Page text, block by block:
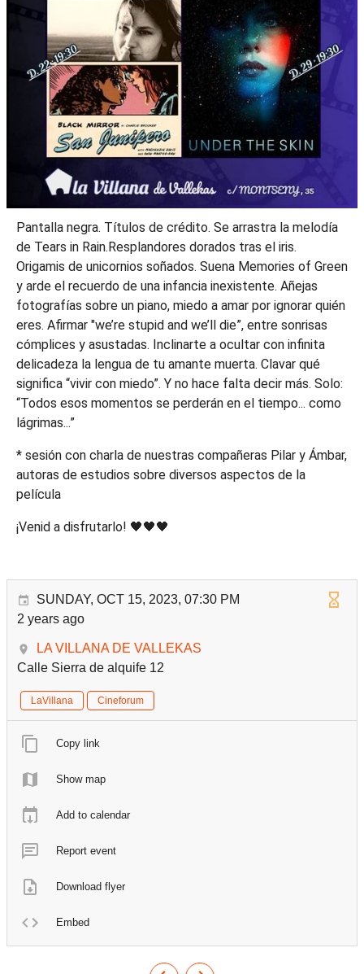
Pantalla negra. Títulos de crédito. Se arrastra la melodía
de Tears in Rain.Resplandores dorados tras el iris.
Origamis de unicornios soñados. Suena Memories of Green
y arde el recuerdo de una infancia inexistente. Añejas
fotografías sobre un piano, miedo a amar por ignorar quién
eres. Afirmar "we’re stupid and we’ll die”, entre sonrisas
cómplices y asustadas. Inclinarte a ocultar con infinita
delicadeza la lengua de tu amante muerta. Clavar qué
significa “vivir con miedo”. Y no hace falta decir más. Solo:
“Todos esos momentos se perderán en el tiempo... como
lágrimas...”
* sesión con charla de nuestras compañeras Pilar y Ámbar,
autoras de estudios sobre diversos aspectos de la
película
¡Venid a disfrutarlo! 🖤🖤🖤
SUNDAY, OCT 15, 2023, 07:30 PM
2 years ago
LA VILLANA DE VALLEKAS
Calle Sierra de alquife 12
LaVillana Cineforum
Copy link
Show map
Add to calendar
Report event
Download flyer
Embed